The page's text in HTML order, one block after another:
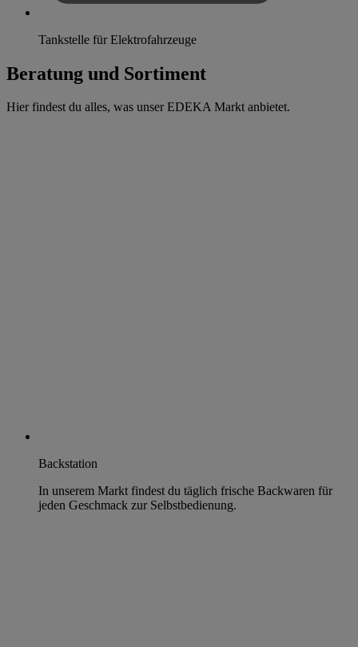
Tankstelle für Elektrofahrzeuge
Beratung und Sortiment
Hier findest du alles, was unser EDEKA Markt anbietet.
Backstation
In unserem Markt findest du täglich frische Backwaren für
jeden Geschmack zur Selbstbedienung.